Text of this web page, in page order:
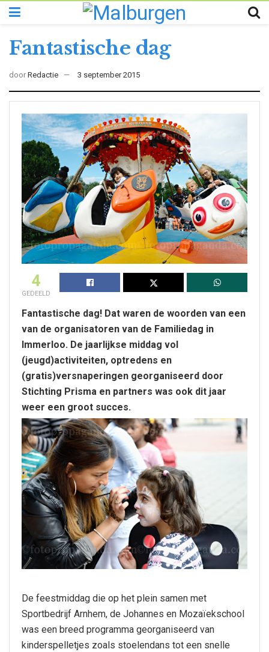
Fantastische dag
door Redactie 3 september 2015
4
GEDEELD
Fantastische dag! Dat waren de woorden van een
van de organisatoren van de Familiedag in
Immerloo. De jaarlijkse middag vol
(jeugd)activiteiten, optredens en
(gratis)versnaperingen georganiseerd door
Stichting Prisma en partners was ook dit jaar
weer een groot succes.
De feestmiddag die op het plein samen met
Sportbedrijf Arnhem, de Johannes en Mozaïekschool
was een breed programma georganiseerd van
kinderspelletjes zoals stoelendans tot een snelle